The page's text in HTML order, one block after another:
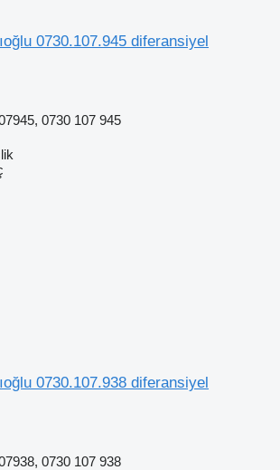
0730.107.945 diferansiyel
0730 107 945
0730.107.938 diferansiyel
0730 107 938